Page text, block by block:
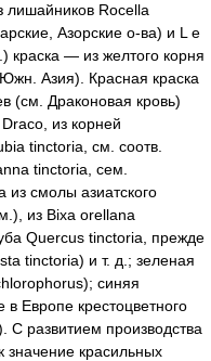
лишайников Rocella
Азорские о-ва) и L e
краска — из желтого корня
Азия). Красная краска
(см. Драконовая кровь)
из корней
tinctoria, см. соотв.
tinctoria, сем.
из смолы азиатского
из Вiха orellana
Quercus tinctoria, прежде
tinctoria) и т. д.; зеленая
синяя
Европе крестоцветного
С развитием производства
значение красильных